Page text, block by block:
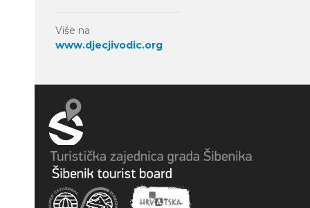
Više na
www.djecjivodic.org